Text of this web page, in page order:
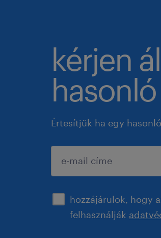
kérjen
Értesítjük ha egy
hozzájárulok, hogy
felhasználják
jóváhagyás